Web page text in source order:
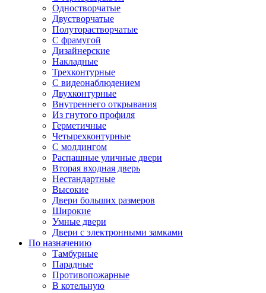
Одностворчатые
Двустворчатые
Полуторастворчатые
С фрамугой
Дизайнерские
Накладные
Трехконтурные
С видеонаблюдением
Двухконтурные
Внутреннего открывания
Из гнутого профиля
Герметичные
Четырехконтурные
С молдингом
Распашные уличные двери
Вторая входная дверь
Нестандартные
Высокие
Двери больших размеров
Широкие
Умные двери
Двери с электронными замками
По назначению
Тамбурные
Парадные
Противопожарные
В котельную